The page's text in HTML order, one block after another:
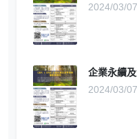
2024/03/07
企業永續
2024/03/07